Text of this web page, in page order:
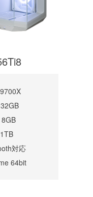
対応
64bit